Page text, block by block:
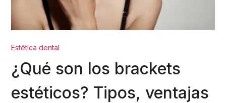
Estética dental
¿Qué son los brackets
estéticos? Tipos, ventajas